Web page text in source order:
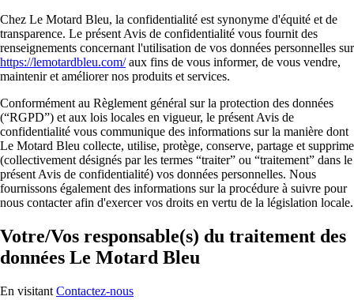
Chez Le Motard Bleu, la confidentialité est synonyme d'équité et de
transparence. Le présent Avis de confidentialité vous fournit des
renseignements concernant l'utilisation de vos données personnelles sur
https://lemotardbleu.com/aux fins de vous informer, de vous vendre,
maintenir et améliorer nos produits et services.
Conformément au Règlement général sur la protection des données
(“RGPD”) et aux lois locales en vigueur, le présent Avis de
confidentialité vous communique des informations sur la manière dont
Le Motard Bleu collecte, utilise, protège, conserve, partage et supprime
(collectivement désignés par les termes “traiter” ou “traitement” dans le
présent Avis de confidentialité) vos données personnelles. Nous
fournissons également des informations sur la procédure à suivre pour
nous contacter afin d'exercer vos droits en vertu de la législation locale.
Votre/Vos responsable(s) du traitement des
données Le Motard Bleu
En visitant Contactez-nous